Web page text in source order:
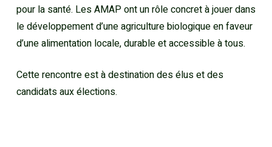
pour la santé. Les AMAP ont un rôle concret à jouer dans
le développement d’une agriculture biologique en faveur
d’une alimentation locale, durable et accessible à tous.
Cette rencontre est à destination des élus et des
candidats aux élections.